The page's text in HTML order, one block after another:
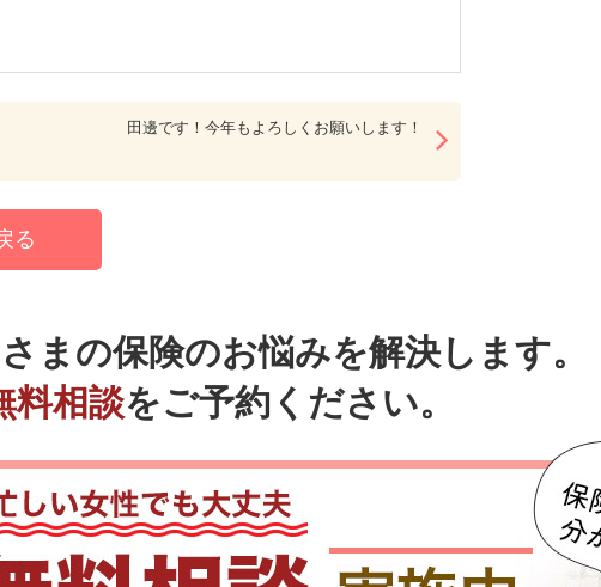
田邊です！今年もよろしくお願いします！
る
まの保険のお悩みを解決します。
料相談をご予約ください。